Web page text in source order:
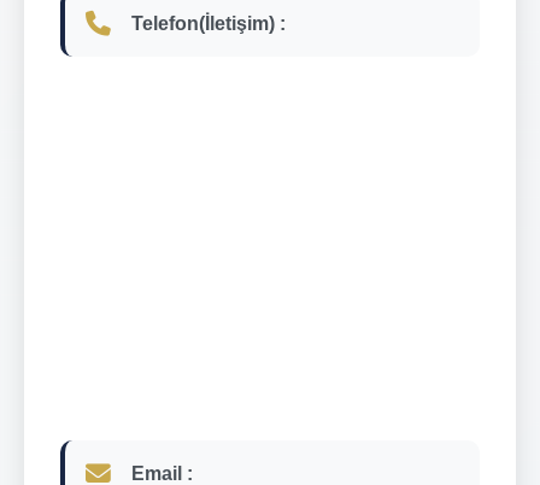
Telefon(İletişim) :
Email :